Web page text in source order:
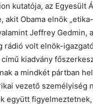
kutatója, az Egyesült
akit Obama elnök
Jeffrey Gedmin,
rádió volt elnök-
kiadvány
a mindkét pártban
vezető személyiség
együtt